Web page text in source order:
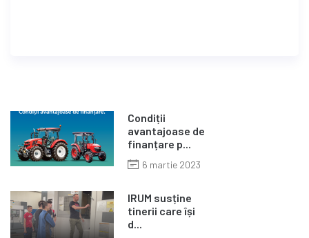
Condiții
avantajoase de
finanțare p...
6 martie 2023
IRUM susține
tinerii care își
d...